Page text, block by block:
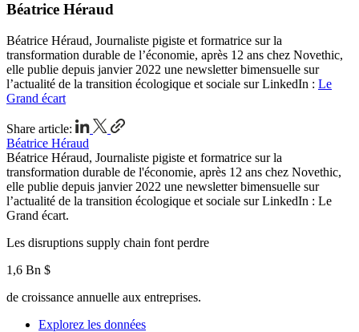
Béatrice Héraud
Béatrice Héraud, Journaliste pigiste et formatrice sur la
transformation durable de l’économie, après 12 ans chez Novethic,
elle publie depuis janvier 2022 une newsletter bimensuelle sur
l’actualité de la transition écologique et sociale sur LinkedIn : Le
Grand écart
Share article:
Béatrice Héraud
Béatrice Héraud, Journaliste pigiste et formatrice sur la
transformation durable de l'économie, après 12 ans chez Novethic,
elle publie depuis janvier 2022 une newsletter bimensuelle sur
l’actualité de la transition écologique et sociale sur LinkedIn : Le
Grand écart.
Les disruptions supply chain font perdre
1,6 Bn $
de croissance annuelle aux entreprises.
Explorez les données